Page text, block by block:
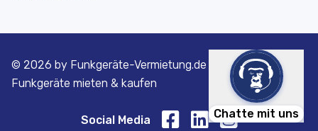
Chatte mit uns
© 2026 by Funkgeräte-Vermietung.de | Motorola
Funkgeräte mieten & kaufen
Social Media